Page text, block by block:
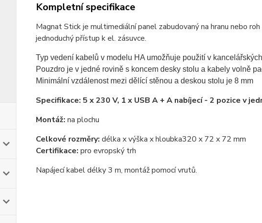
Kompletní specifikace
Magnat Stick je multimediální panel zabudovaný na hranu nebo
jednoduchý přístup k el. zásuvce.
Typ vedení kabelů v modelu HA umožňuje použití v
Pouzdro je v jedné rovině s koncem desky stolu a kabely volně
Minimální vzdálenost mezi dělící stěnou a deskou stolu je 8 mm
Specifikace: 5 x 230 V, 1 x USB A + A nabíjecí - 2 pozice v
Montáž: na plochu
Celkové rozměry: délka x výška x hloubka320 x 72 x 72 mm
Certifikace: pro evropský trh
Napájecí kabel délky 3 m, montáž pomocí vrutů.